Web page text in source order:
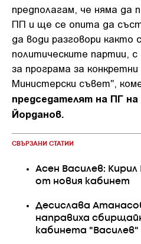
предполагам, че няма да
ПП и ще се опита да
да води разговори както
политическите партии, с
за програма за
Министерски съвет",
председателят на ПГ
Йорданов.
СВЪРЗАНИ СТАТИИ
Асен Василев:
от новия кабинет
Десислава
направиха
кабинета "Василев"